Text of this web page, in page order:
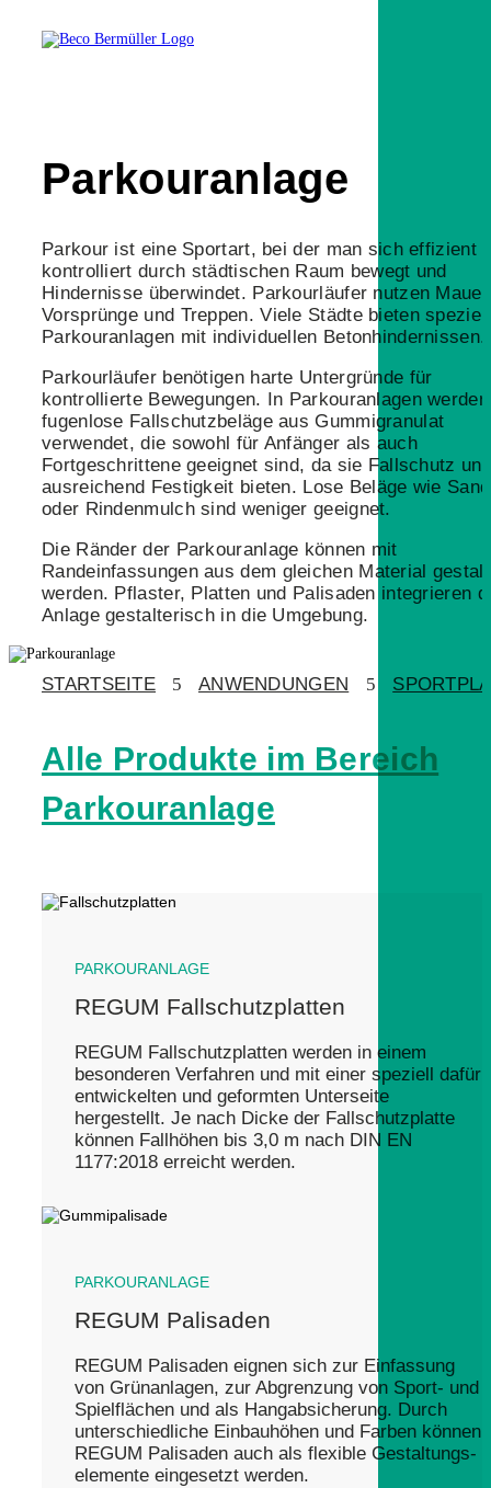
Parkouranlage
Parkour ist eine Sportart, bei der man sich effizient
kontrolliert durch städtischen Raum bewegt und
Hindernisse überwindet. Parkourläufer nutzen
Vorsprünge und Treppen. Viele Städte bieten
Parkouranlagen mit individuellen Betonhindernissen.
Parkourläufer benötigen harte Untergründe für
kontrollierte Bewegungen. In Parkouranlagen werden
fugenlose Fallschutzbeläge aus Gummigranulat
verwendet, die sowohl für Anfänger als auch
Fortgeschrittene geeignet sind, da sie Fallschutz und
ausreichend Festigkeit bieten. Lose Beläge wie Sand
oder Rindenmulch sind weniger geeignet.
Die Ränder der Parkouranlage können mit
Randeinfassungen aus dem gleichen Material
werden. Pflaster, Platten und Palisaden integrieren
Anlage gestalterisch in die Umgebung.
STARTSEITE 5 ANWENDUNGEN 5
Alle Produkte im Bereich
Parkouranlage
PARKOURANLAGE
REGUM Fallschutzplatten
REGUM Fallschutzplatten werden in einem
besonderen Verfahren und mit einer speziell dafür
entwickelten und geformten Unterseite
hergestellt. Je nach Dicke der Fallschutzplatte
können Fallhöhen bis 3,0 m nach DIN EN
1177:2018 erreicht werden.
PARKOURANLAGE
REGUM Palisaden
REGUM Palisaden eignen sich zur Einfassung
von Grünanlagen, zur Abgrenzung von Sport- und
Spielflächen und als Hangabsicherung. Durch
unterschiedliche Einbauhöhen und Farben können
REGUM Palisaden auch als flexible Gestal­tungs­
elemente eingesetzt werden.